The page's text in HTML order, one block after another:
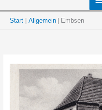
Start Allgemein Embsen